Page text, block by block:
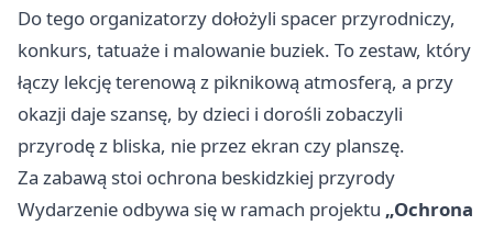
Do tego organizatorzy dołożyli spacer przyrodniczy,
konkurs, tatuaże i malowanie buziek. To zestaw, który
łączy lekcję terenową z piknikową atmosferą, a przy
okazji daje szansę, by dzieci i dorośli zobaczyli
przyrodę z bliska, nie przez ekran czy planszę.
Za zabawą stoi ochrona beskidzkiej przyrody
Wydarzenie odbywa się w ramach projektu „Ochrona